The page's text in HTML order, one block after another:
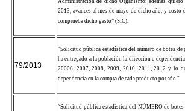
Administración de dicho Organismo; además
2013, avances al mes de mayo de dicho año, y
comprueba dicho gasto” (SIC).
79/2013
"Solicitud pública estadística del número de botes
ha entregado a la población la dirección o
20006, 2007, 2008, 2009, 2010, 2011, 2012 y lo
dependencia en la compra de cada producto por año."
“Solicitud pública estadística del NÚMERO de